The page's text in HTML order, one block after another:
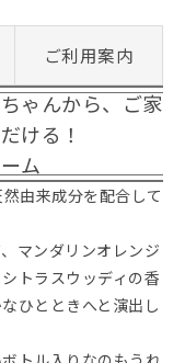
ご利用案内
ゃんから、ご家
ける！
ム
由来成分を配合して
マンダリンオレンジ
トラスウッディの香
ひとときへと演出し